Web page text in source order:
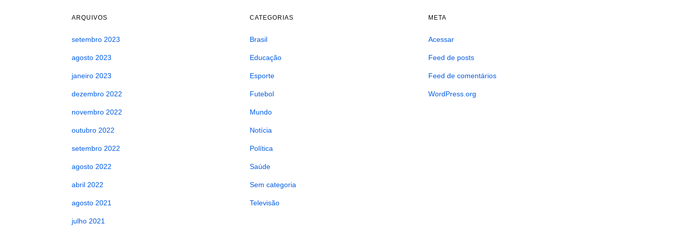
ARQUIVOS
setembro 2023
agosto 2023
janeiro 2023
dezembro 2022
novembro 2022
outubro 2022
setembro 2022
agosto 2022
abril 2022
agosto 2021
julho 2021
CATEGORIAS
Brasil
Educação
Esporte
Futebol
Mundo
Notícia
Política
Saúde
Sem categoria
Televisão
META
Acessar
Feed de posts
Feed de comentários
WordPress.org